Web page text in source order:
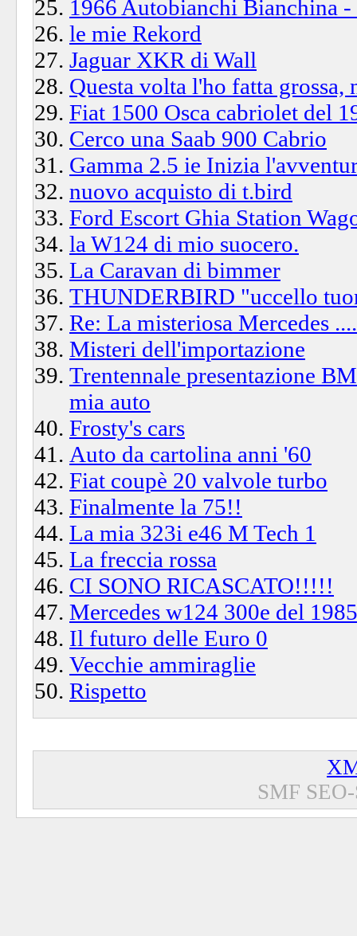
1966 Autobianchi Bianchina
le mie Rekord
Jaguar XKR di Wall
Questa volta l'ho fatta
Fiat 1500 Osca cabriolet del
Cerco una Saab 900 Cabrio
Gamma 2.5 ie Inizia
nuovo acquisto di t.bird
Ford Escort Ghia Station
la W124 di mio suocero.
La Caravan di bimmer
THUNDERBIRD "uccello
Re: La misteriosa Mercedes
Misteri dell'importazione
Trentennale presentazione
mia auto
Frosty's cars
Auto da cartolina anni '60
Fiat coupè 20 valvole turbo
Finalmente la 75!!
La mia 323i e46 M Tech 1
La freccia rossa
CI SONO RICASCATO!!!!!
Mercedes w124 300e del 1985
Il futuro delle Euro 0
Vecchie ammiraglie
Rispetto
SMF